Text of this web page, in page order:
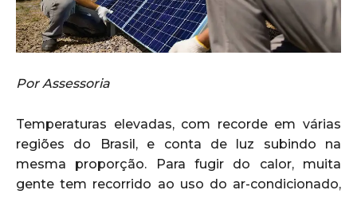
Por Assessoria
Temperaturas elevadas, com recorde em várias
regiões do Brasil, e conta de luz subindo na
mesma proporção. Para fugir do calor, muita
gente tem recorrido ao uso do ar-condicionado,